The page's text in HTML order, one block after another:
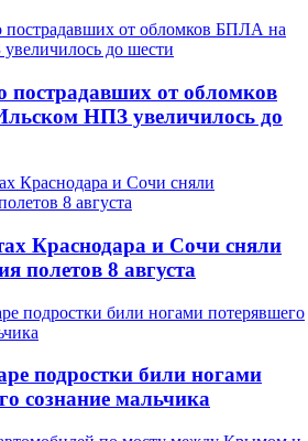
пострадавших от обломков
НПЗ увеличилось до
Краснодара и Сочи сняли
полетов 8 августа
подростки били ногами
сознание мальчика